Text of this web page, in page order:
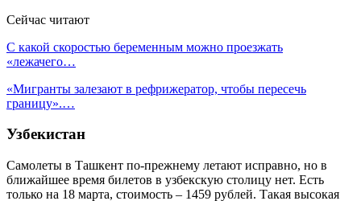
Сейчас читают
С какой скоростью беременным можно проезжать
«лежачего…
«Мигранты залезают в рефрижератор, чтобы пересечь
границу».…
Узбекистан
Самолеты в Ташкент по-прежнему летают исправно, но в
ближайшее время билетов в узбекскую столицу нет. Есть
только на 18 марта, стоимость – 1459 рублей. Такая высокая